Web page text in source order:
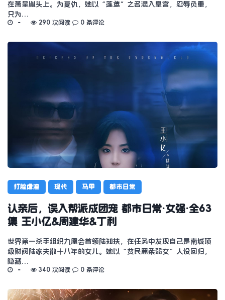
在萧呈胤头上。为复仇，她以“莲鸢”之名混入皇宫，忍辱负重，
只为…
290 次阅读 0 条评论
打脸虐渣 现代 马甲 都市日常
认亲后，误入帮派成团宠 都市日常·女强·全63
集 王小亿&周建华&丁利
世界第一杀手组织九凰会首领陆知扶，在任务中发现自己是南城顶
级财阀陆家失散十八年的女儿。她以“贫民窟柔弱女”人设回归，
隐藏…
340 次阅读 0 条评论